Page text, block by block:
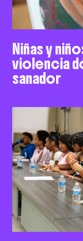
Niñas y
violencia
sanador